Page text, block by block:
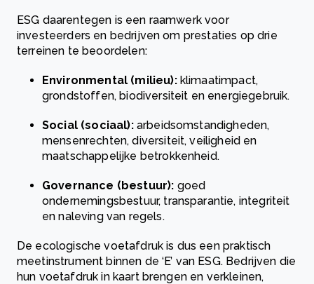
ESG daarentegen is een raamwerk voor
investeerders en bedrijven om prestaties op drie
terreinen te beoordelen:
Environmental (milieu):klimaatimpact,
grondstoffen, biodiversiteit en energiegebruik.
Social (sociaal):arbeidsomstandigheden,
mensenrechten, diversiteit, veiligheid en
maatschappelijke betrokkenheid.
Governance (bestuur): goed
ondernemingsbestuur, transparantie, integriteit
en naleving van regels.
De ecologische voetafdruk is dus een praktisch
meetinstrument binnen de ‘E’ van ESG. Bedrijven die
hun voetafdruk in kaart brengen en verkleinen,